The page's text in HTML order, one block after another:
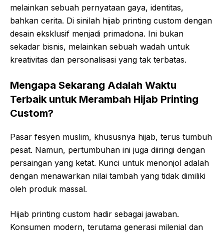
melainkan sebuah pernyataan gaya, identitas,
bahkan cerita. Di sinilah hijab printing custom dengan
desain eksklusif menjadi primadona. Ini bukan
sekadar bisnis, melainkan sebuah wadah untuk
kreativitas dan personalisasi yang tak terbatas.
Mengapa Sekarang Adalah Waktu
Terbaik untuk Merambah Hijab Printing
Custom?
Pasar fesyen muslim, khususnya hijab, terus tumbuh
pesat. Namun, pertumbuhan ini juga diiringi dengan
persaingan yang ketat. Kunci untuk menonjol adalah
dengan menawarkan nilai tambah yang tidak dimiliki
oleh produk massal.
Hijab printing custom hadir sebagai jawaban.
Konsumen modern, terutama generasi milenial dan